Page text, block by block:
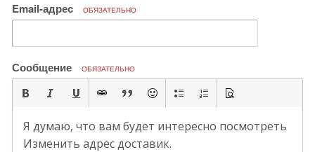
Email-адрес ОБЯЗАТЕЛЬНО
Сообщение ОБЯЗАТЕЛЬНО
Я думаю, что вам будет интересно посмотреть
Изменить адрес доставик.